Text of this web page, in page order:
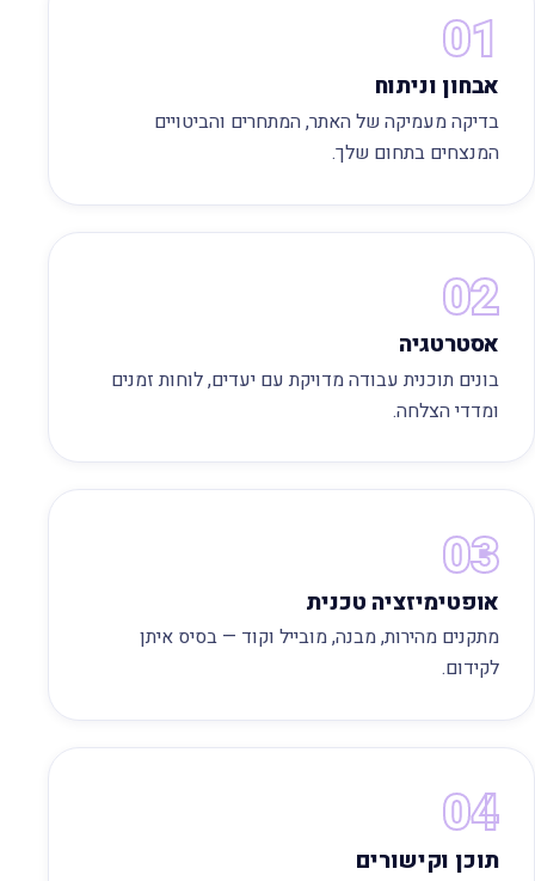
01
אבחון וניתוח
בדיקה מעמיקה של האתר, המתחרים והביטויים
המנצחים בתחום שלך.
02
אסטרטגיה
בונים תוכנית עבודה מדויקת עם יעדים, לוחות זמנים
ומדדי הצלחה.
03
אופטימיזציה טכנית
מתקנים מהירות, מבנה, מובייל וקוד — בסיס איתן
לקידום.
04
תוכן וקישורים